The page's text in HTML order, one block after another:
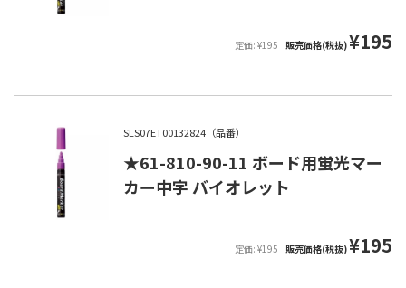
定価: ¥195 販売価格(税抜)¥195
SLS07ET00132824（品番）
★61-810-90-11 ボード用蛍光マー
カー中字 バイオレット
定価: ¥195 販売価格(税抜)¥195